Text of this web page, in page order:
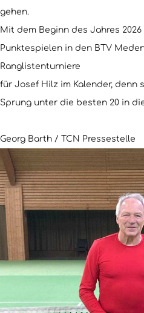
gehen.
Mit dem Beginn des Jahres
Punktespielen in den BTV
Ranglistenturniere
für Josef Hilz im Kalender, denn
Sprung unter die besten 20 in
Georg Barth / TCN Pressestelle